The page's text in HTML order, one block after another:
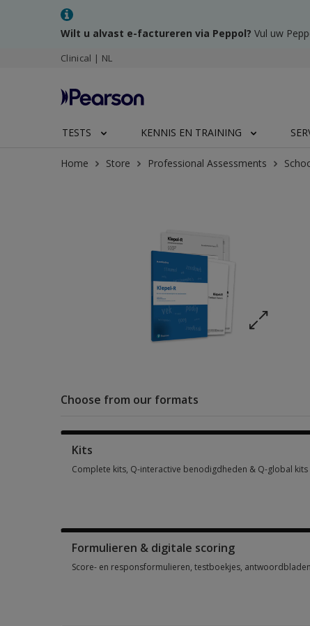
Wilt u alvast e-factureren via Peppol? Vul uw
Clinical | NL
TESTS KENNIS EN TRAINING
Home Store Professional Assessments
Choose from our formats
Kits
Complete kits, Q-interactive benodigdheden & Q-global kits
Formulieren & digitale scoring
Score- en responsformulieren, testboekjes,